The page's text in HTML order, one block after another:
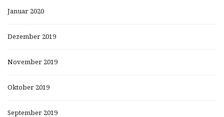
Januar 2020
Dezember 2019
November 2019
Oktober 2019
September 2019